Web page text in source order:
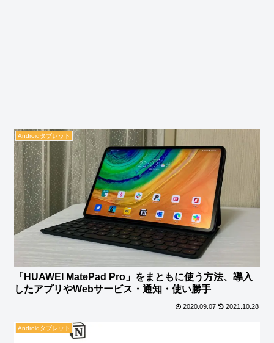
Androidタブレット
「HUAWEI MatePad Pro」をまともに使う方法、導入
したアプリやWebサービス・通知・使い勝手
2020.09.07 2021.10.28
Androidタブレット